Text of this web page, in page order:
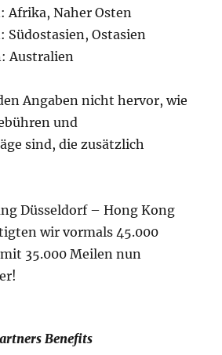
Afrika, Naher Osten
Südostasien, Ostasien
Australien
Angaben nicht hervor, wie
und
sind, die zusätzlich
Düsseldorf – Hong Kong
wir vormals 45.000
35.000 Meilen nun
Benefits